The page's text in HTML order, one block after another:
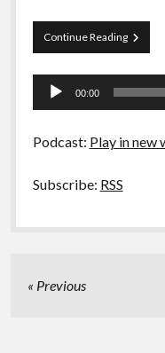
Continue ReadingCurva
de
(?)
Tocador
00:00
Podcast: Play in new
Subscribe: RSS
Paginação
Previous